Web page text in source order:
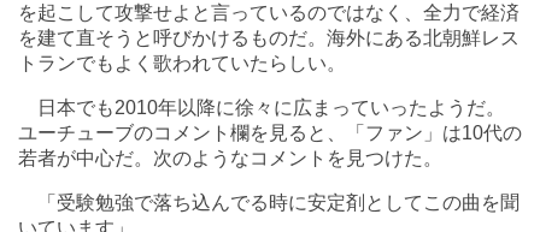
を起こして攻撃せよと言っているのではなく、全力で経済
を建て直そうと呼びかけるものだ。海外にある北朝鮮レス
トランでもよく歌われていたらしい。
日本でも2010年以降に徐々に広まっていったようだ。
ユーチューブのコメント欄を見ると、「ファン」は10代の
若者が中心だ。次のようなコメントを見つけた。
「受験勉強で落ち込んでる時に安定剤としてこの曲を聞